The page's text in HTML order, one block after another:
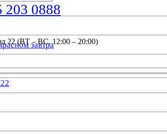
завтра
203 0888
22 (ВТ – ВС, 12:00 – 20:00)